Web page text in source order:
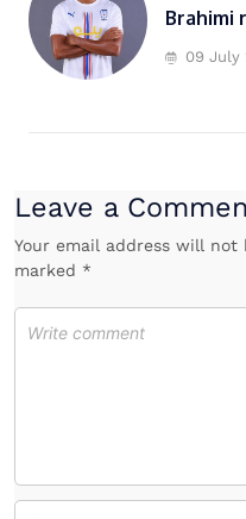
Brahimi
09 July
Leave a
Your email address will
marked *